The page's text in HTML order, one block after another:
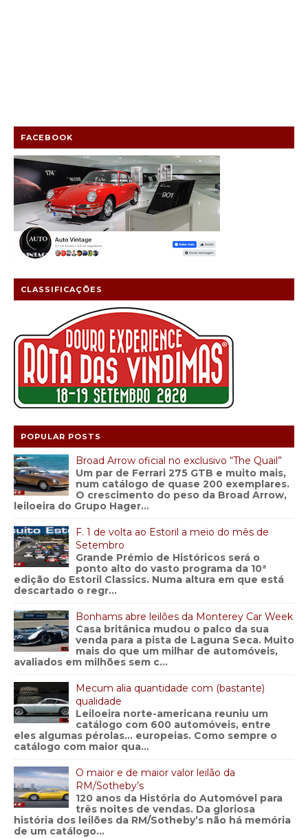
FACEBOOK
CLASSIFICAÇÕES
POPULAR POSTS
Broad Arrow oficial no exclusivo “The Quail”
Um par de Ferrari 275 GTB e muito mais,
num catálogo de quase 200 exemplares.
O crescimento do peso da Broad Arrow,
leiloeira do Grupo Hager...
F. 1 de volta ao Estoril a meio do mês de
Setembro
Grande Prémio de Históricos será o
ponto alto do vasto programa da 10ª
edição do Estoril Classics. Numa altura em que está
descartado o regr...
Bonhams abre leilões da Monterey Car Week
Casa britânica mudou o palco da sua
venda para a pista de Laguna Seca. Muito
mais do que um milhar de automóveis,
avaliados em milhões sem c...
Mecum alia quantidade com (bastante)
qualidade
Leiloeira norte-americana reuniu um
catálogo com 600 automóveis, entre
eles algumas pérolas… europeias. Como sempre o
catálogo com maior qua...
O maior e de maior valor leilão da
RM/Sotheby’s
120 anos da História do Automóvel para
três noites de vendas. Da gloriosa
história dos leilões da RM/Sotheby’s não há memória
de um catálogo...